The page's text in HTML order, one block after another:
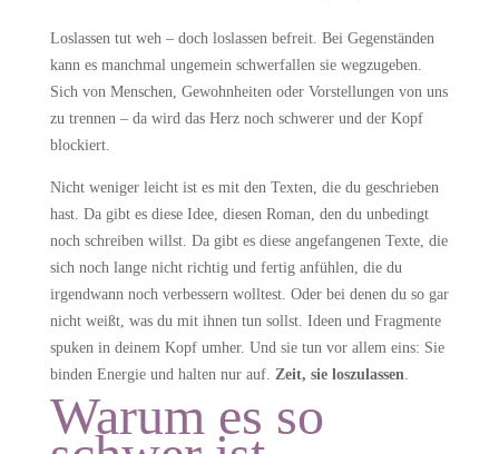
Loslassen tut weh – doch loslassen befreit. Bei Gegenständen
kann es manchmal ungemein schwerfallen sie wegzugeben.
Sich von Menschen, Gewohnheiten oder Vorstellungen von uns
zu trennen – da wird das Herz noch schwerer und der Kopf
blockiert.
Nicht weniger leicht ist es mit den Texten, die du geschrieben
hast. Da gibt es diese Idee, diesen Roman, den du unbedingt
noch schreiben willst. Da gibt es diese angefangenen Texte, die
sich noch lange nicht richtig und fertig anfühlen, die du
irgendwann noch verbessern wolltest. Oder bei denen du so gar
nicht weißt, was du mit ihnen tun sollst. Ideen und Fragmente
spuken in deinem Kopf umher. Und sie tun vor allem eins: Sie
binden Energie und halten nur auf. Zeit, sie loszulassen.
Warum es so